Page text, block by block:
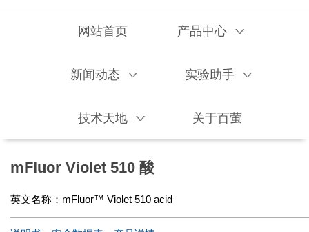
网站首页 产品中心 V
新闻动态 V 实验助手 V
技术天地 V 关于百萤
mFluor Violet 510 酸
英文名称： mFluor™ Violet 510 acid